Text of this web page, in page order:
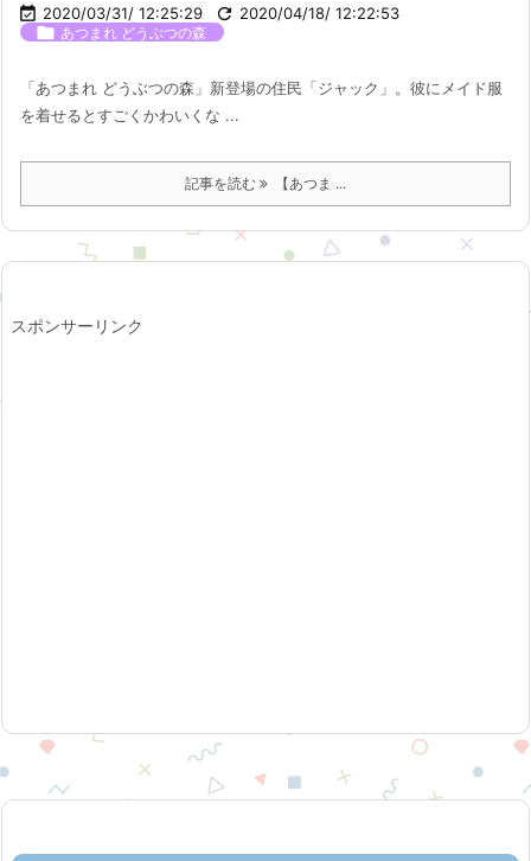
 2020/03/31/ 12:25:29  2020/04/18/ 12:22:53
 あつまれ どうぶつの森
「あつまれ どうぶつの森」新登場の住民「ジャック」。彼にメイド服
を着せるとすごくかわいくな ...
記事を読む 【あつま ...
スポンサーリンク